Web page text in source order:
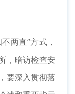
两直”方式，
，暗访检查安
要深入贯彻落